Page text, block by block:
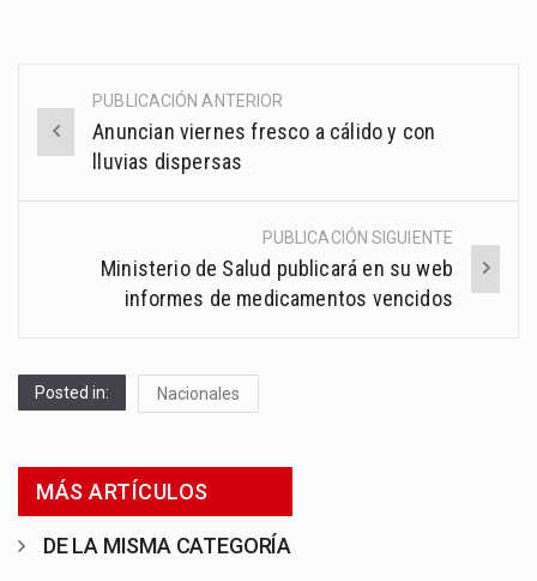
Post
navigation
PUBLICACIÓN ANTERIOR
Anuncian viernes fresco a cálido y con
lluvias dispersas
PUBLICACIÓN SIGUIENTE
Ministerio de Salud publicará en su web
informes de medicamentos vencidos
Posted in: Nacionales
MÁS ARTÍCULOS
DE LA MISMA CATEGORÍA